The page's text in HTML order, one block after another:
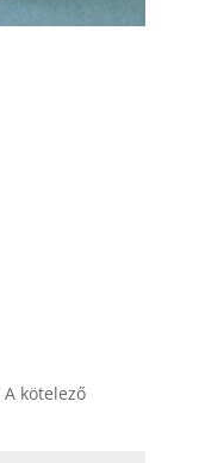
A kötelező